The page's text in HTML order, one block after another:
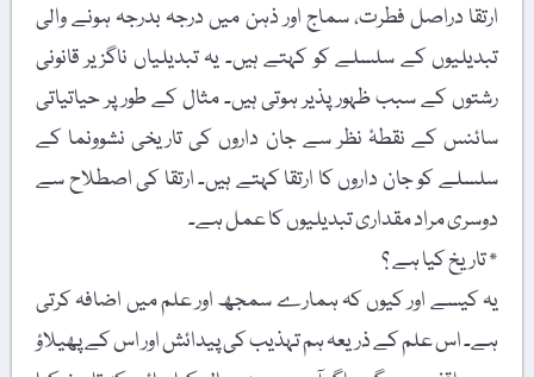
ارتقا دراصل فطرت، سماج اور ذہن میں درجہ بدرجہ ہونے والی
تبدیلیوں کے سلسلے کو کہتے ہیں۔ یہ تبدیلیاں ناگزیر قانونی
رشتوں کے سبب ظہور پذیر ہوتی ہیں۔ مثال کے طور پر حیاتیاتی
سائنس کے نقطۂ نظر سے جان داروں کی تاریخی نشوونما کے
سلسلے کو جان داروں کا ارتقا کہتے ہیں۔ ارتقا کی اصطلاح سے
دوسری مراد مقداری تبدیلیوں کا عمل ہے۔
٭ تاریخ کیا ہے ؟
یہ کیسے اور کیوں کہ ہمارے سمجھ اور علم میں اضافہ کرتی
ہے۔ اس علم کے ذریعہ ہم تہذیب کی پیدائش اور اس کے پھیلاؤ